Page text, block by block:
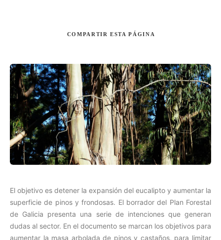
COMPARTIR ESTA PÁGINA
El objetivo es detener la expansión del eucalipto y aumentar la
superficie de pinos y frondosas. El borrador del Plan Forestal
de Galicia presenta una serie de intenciones que generan
dudas al sector. En el documento se marcan los objetivos para
aumentar la masa arbolada de pinos y castaños, para limitar